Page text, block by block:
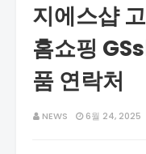
지에스샵
홈쇼핑
품 연락처
NEWS 6월 24, 2025